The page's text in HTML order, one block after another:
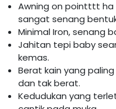
Awning on pointttt
sangat senang
Minimal Iron, senang
Jahitan tepi baby
kemas.
Berat kain yang
dan tak berat.
Kedudukan yang